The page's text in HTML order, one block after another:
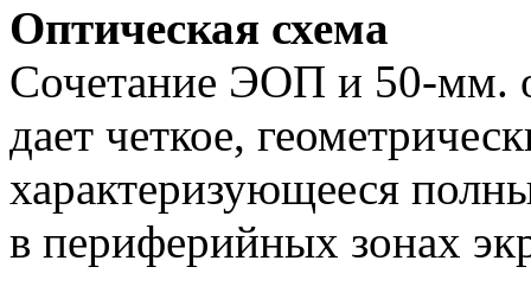
Оптическая схема
Сочетание ЭОП и 50-мм.
дает четкое,
характеризующееся
в периферийных зонах